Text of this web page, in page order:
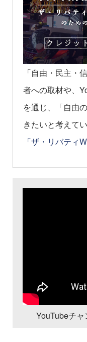
「自由・民主・
者への取材や、
を通じ、「自由
きたいと考えてい
「ザ・リバティ
YouTubeチ